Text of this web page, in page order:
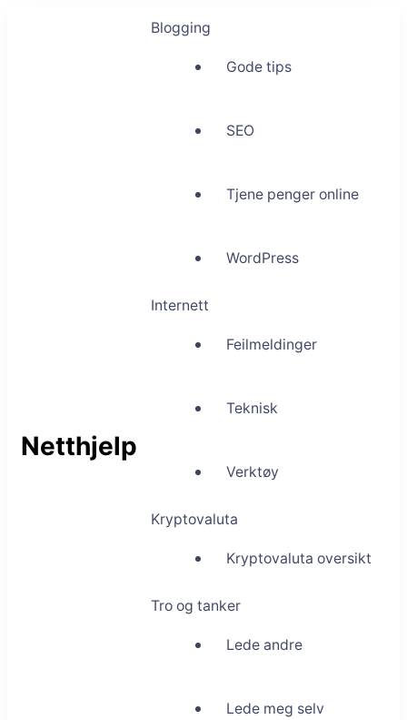
Netthjelp
Blogging
Gode tips
SEO
Tjene penger online
WordPress
Internett
Feilmeldinger
Teknisk
Verktøy
Kryptovaluta
Kryptovaluta oversikt
Tro og tanker
Lede andre
Lede meg selv